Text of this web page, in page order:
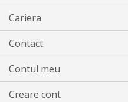
Cariera
Contact
Contul meu
Creare cont